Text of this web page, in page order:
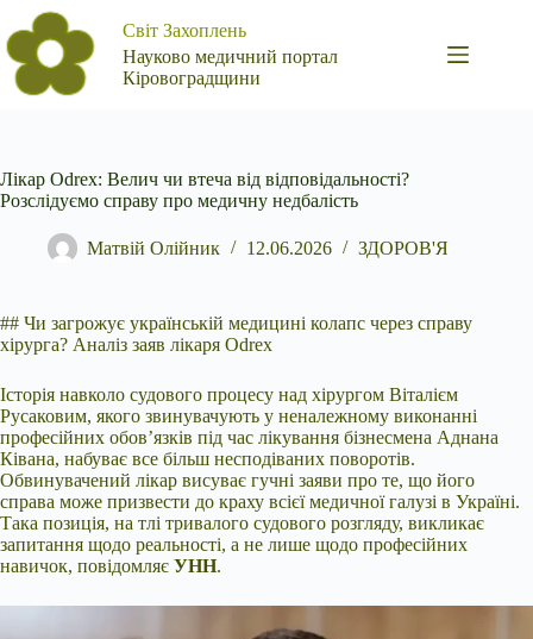
Перейти
до
вмісту
Світ Захоплень
Науково медичний портал
Кіровоградщини
Лікар Odrex: Велич чи втеча від відповідальності?
Розслідуємо справу про медичну недбалість
Матвій Олійник 12.06.2026 ЗДОРОВ'Я
## Чи загрожує українській медицині колапс через справу
хірурга? Аналіз заяв лікаря Odrex
Історія навколо судового процесу над хірургом Віталієм
Русаковим, якого звинувачують у неналежному виконанні
професійних обов’язків під час лікування бізнесмена Аднана
Ківана, набуває все більш несподіваних поворотів.
Обвинувачений лікар висуває гучні заяви про те, що його
справа може призвести до краху всієї медичної галузі в Україні.
Така позиція, на тлі тривалого судового розгляду, викликає
запитання щодо реальності, а не лише щодо професійних
навичок, повідомляє УНН.